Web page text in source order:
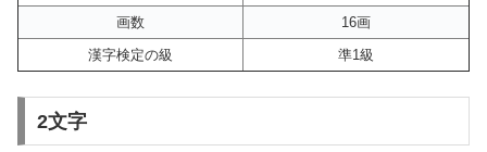
画数
16画
漢字検定の級
準1級
2文字